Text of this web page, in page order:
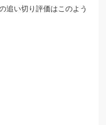
追い切り評価はこのよう